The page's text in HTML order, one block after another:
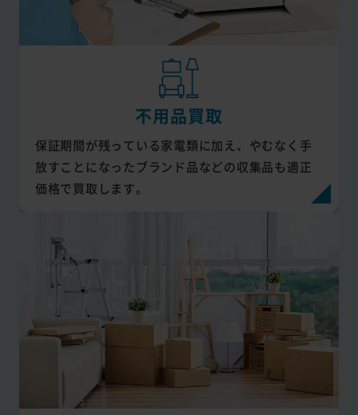
不用品買取
保証期間が残っている家電類に加え、やむなく手
放すことになったブランド品などの収集品も適正
価格で買取します。